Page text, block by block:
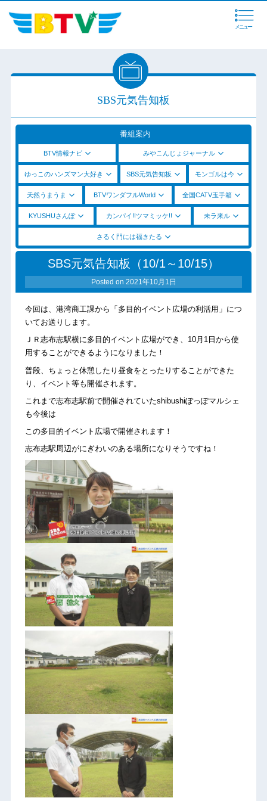
メニュー
SBS元気告知板
番組案内
BTV情報ナビ みやこんじょジャーナル
ゆっこのハンズマン大好き SBS元気告知板 モンゴルは今
天然うまうま BTVワンダフルWorld 全国CATV玉手箱
KYUSHUさんぽ カンパイ!!ツマミッケ!! 未ラ来ル
さるく門には福きたる
SBS元気告知板（10/1～10/15）
Posted on 2021年10月1日
今回は、港湾商工課から「多目的イベント広場の利活用」につ
いてお送りします。
ＪＲ志布志駅横に多目的イベント広場ができ、10月1日から使
用することができるようになりました！
普段、ちょっと休憩したり昼食をとったりすることができた
り、イベント等も開催されます。
これまで志布志駅前で開催されていたshibushiぽっぽマルシェ
も今後は
この多目的イベント広場で開催されます！
志布志駅周辺がにぎわいのある場所になりそうですね！